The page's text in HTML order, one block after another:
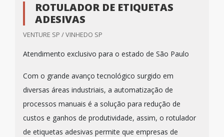
ROTULADOR DE ETIQUETAS
ADESIVAS
VENTURE SP / VINHEDO SP
Atendimento exclusivo para o estado de São Paulo
Com o grande avanço tecnológico surgido em
diversas áreas industriais, a automatização de
processos manuais é a solução para redução de
custos e ganhos de produtividade, assim, o rotulador
de etiquetas adesivas permite que empresas de